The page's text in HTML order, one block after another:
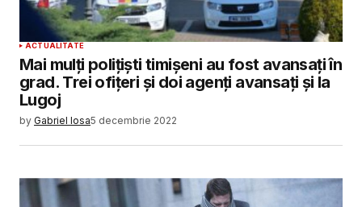
ACTUALITATE
Mai mulți polițiști timișeni au fost avansați în
grad. Trei ofițeri și doi agenți avansați și la
Lugoj
by Gabriel Iosa5 decembrie 2022